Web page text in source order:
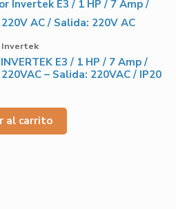
Invertek
E3 / 1 HP / 7 Amp /
– Salida: 220VAC / IP20
al carrito